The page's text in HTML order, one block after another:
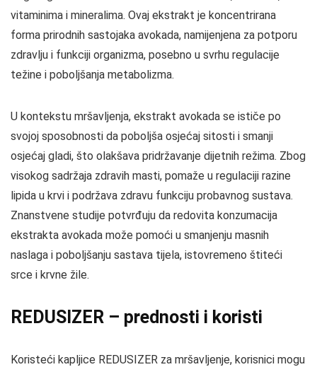
vitaminima i mineralima. Ovaj ekstrakt je koncentrirana
forma prirodnih sastojaka avokada, namijenjena za potporu
zdravlju i funkciji organizma, posebno u svrhu regulacije
težine i poboljšanja metabolizma.
U kontekstu mršavljenja, ekstrakt avokada se ističe po
svojoj sposobnosti da poboljša osjećaj sitosti i smanji
osjećaj gladi, što olakšava pridržavanje dijetnih režima. Zbog
visokog sadržaja zdravih masti, pomaže u regulaciji razine
lipida u krvi i podržava zdravu funkciju probavnog sustava.
Znanstvene studije potvrđuju da redovita konzumacija
ekstrakta avokada može pomoći u smanjenju masnih
naslaga i poboljšanju sastava tijela, istovremeno štiteći
srce i krvne žile.
REDUSIZER – prednosti i koristi
Koristeći kapljice REDUSIZER za mršavljenje, korisnici mogu